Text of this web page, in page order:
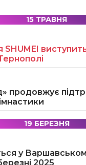
15 ТРАВНЯ
SHUMEI
продовжує
19 БЕРЕЗНЯ
у
2025